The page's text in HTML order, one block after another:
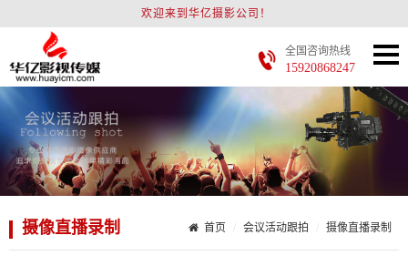
欢迎来到华亿摄影公司！
全国咨询热线
15920868247
摄像直播录制 首页 会议活动跟拍 摄像直播录制